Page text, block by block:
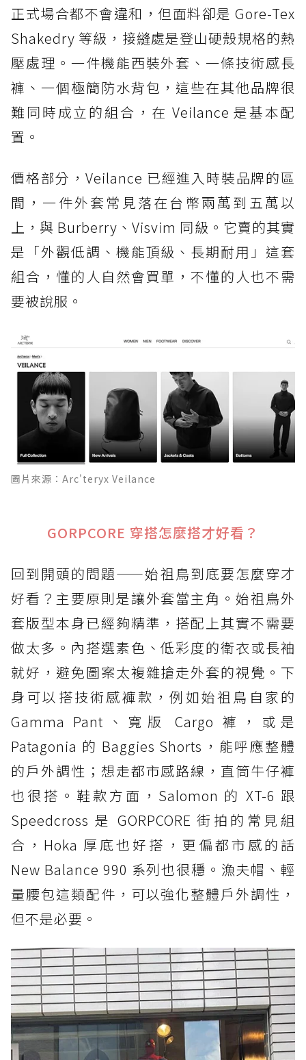
正式場合都不會違和，但面料卻是 Gore-Tex
Shakedry 等級，接縫處是登山硬殼規格的熱
壓處理。一件機能西裝外套、一條技術感長
褲、一個極簡防水背包，這些在其他品牌很
難同時成立的組合，在 Veilance 是基本配
置。
價格部分，Veilance 已經進入時裝品牌的區
間，一件外套常見落在台幣兩萬到五萬以
上，與 Burberry、Visvim 同級。它賣的其實
是「外觀低調、機能頂級、長期耐用」這套
組合，懂的人自然會買單，不懂的人也不需
要被說服。
圖片來源：Arc'teryx Veilance
GORPCORE 穿搭怎麼搭才好看？
回到開頭的問題——始祖鳥到底要怎麼穿才
好看？主要原則是讓外套當主角。始祖鳥外
套版型本身已經夠精準，搭配上其實不需要
做太多。內搭選素色、低彩度的衛衣或長袖
就好，避免圖案太複雜搶走外套的視覺。下
身可以搭技術感褲款，例如始祖鳥自家的
Gamma Pant、寬版 Cargo 褲，或是
Patagonia 的 Baggies Shorts，能呼應整體
的戶外調性；想走都市感路線，直筒牛仔褲
也很搭。鞋款方面，Salomon 的 XT-6 跟
Speedcross 是 GORPCORE 街拍的常見組
合，Hoka 厚底也好搭，更偏都市感的話
New Balance 990 系列也很穩。漁夫帽、輕
量腰包這類配件，可以強化整體戶外調性，
但不是必要。